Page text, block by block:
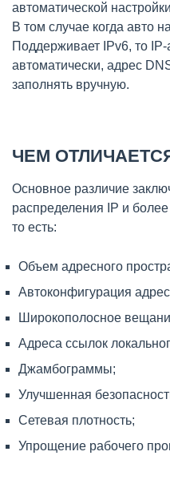
автоматической
В том случае когда авто
Поддерживает IPv6, то
автоматически, адрес
заполнять вручную.
ЧЕМ ОТЛИЧАЕТСЯ
Основное различие
распределения IP и
то есть:
Объем адресного
Автоконфигурация
Широкополосное
Адреса ссылок
Джамбограммы;
Улучшенная
Сетевая плотность;
Упрощение рабочего